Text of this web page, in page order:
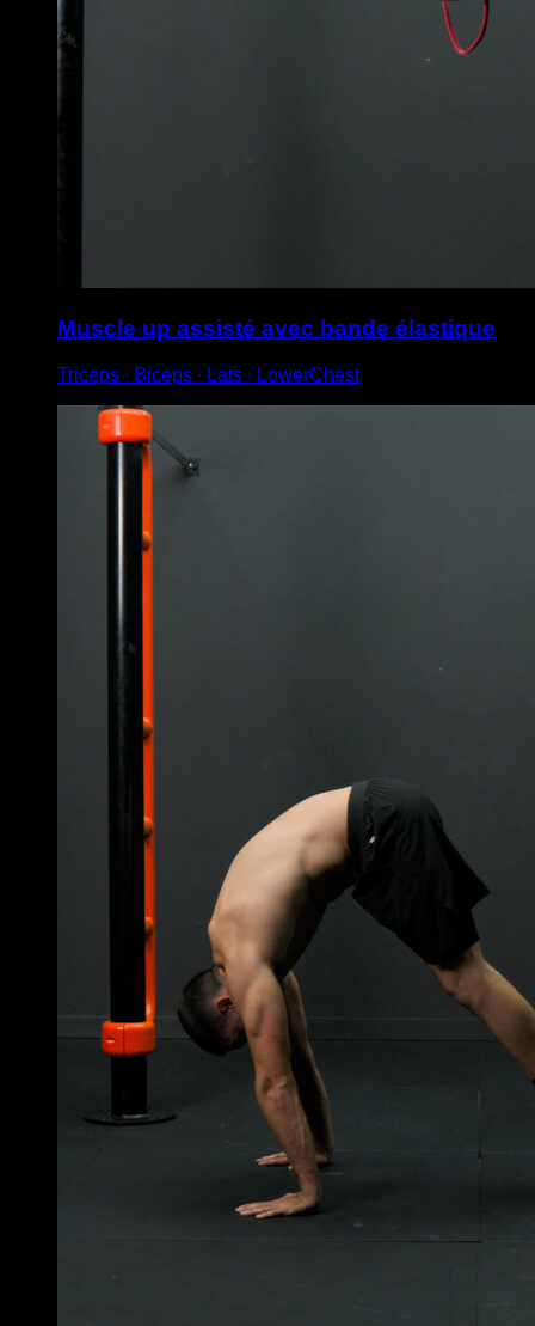
Muscle up assisté avec bande élastique
Triceps ∙ Biceps ∙ Lats ∙ LowerChest